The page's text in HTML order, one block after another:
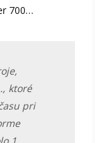
700…
ktoré
pri